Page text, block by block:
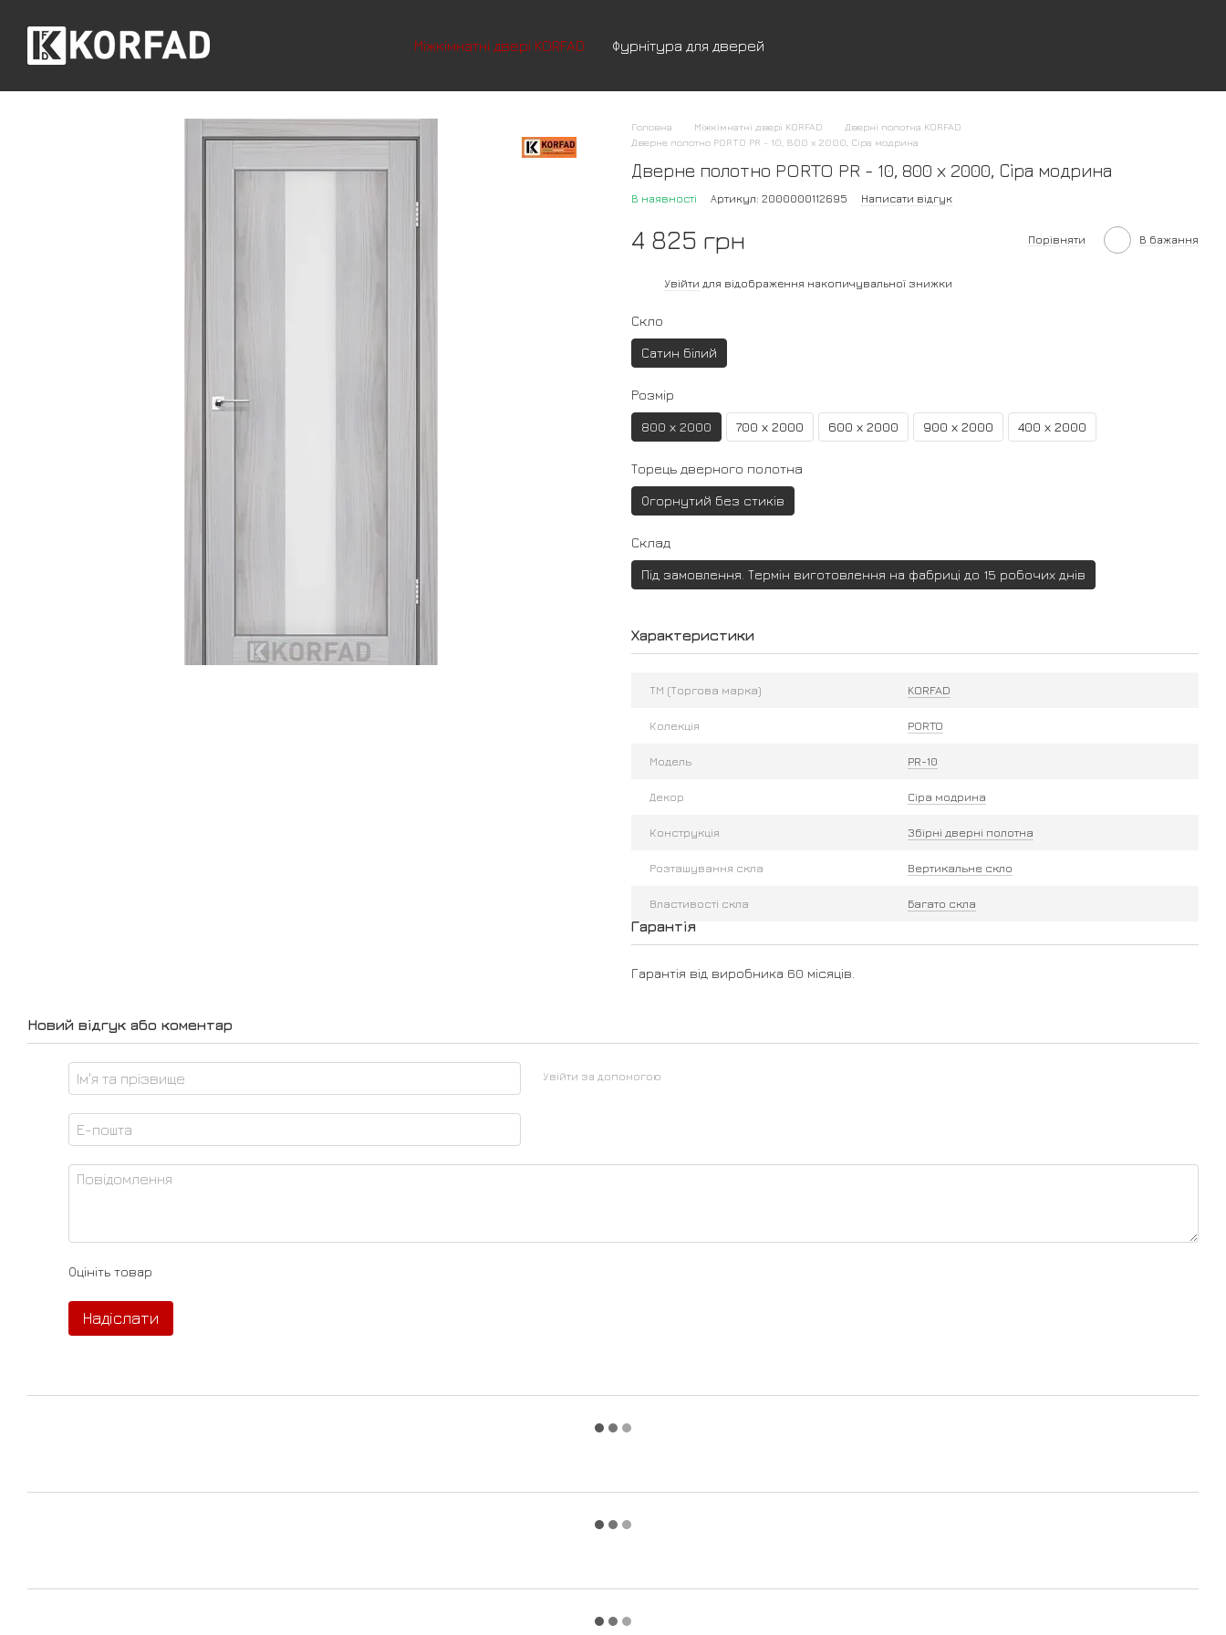
Міжкімнатні двері KORFAD Фурнітура для дверей
Головна Міжкімнатні двері KORFAD
Дверні полотна KORFAD
Дверне полотно PORTO PR - 10, 800 х 2000, Сіра модрина
Дверне полотно PORTO PR - 10, 800 х 2000, Сіра модрина
В наявності Артикул: 2000000112695 Написати відгук
4 825 грн Порівняти В бажання
Увійти для відображення накопичувальної знижки
Скло
Сатин білий
Розмір
800 х 2000 700 х 2000 600 х 2000 900 х 2000 400 х 2000
Торець дверного полотна
Огорнутий без стиків
Склад
Під замовлення. Термін виготовлення на фабриці до 15 робочих днів
Характеристики
ТМ (Торгова марка) KORFAD
Колекція PORTO
Модель PR-10
Декор Сіра модрина
Конструкція Збірні дверні полотна
Розташування скла Вертикальне скло
Властивості скла Багато скла
Гарантія
Гарантія від виробника 60 місяців.
Новий відгук або коментар
Увійти за допомогою
Оцініть товар
Надіслати